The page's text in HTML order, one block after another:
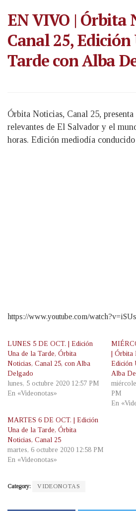
EN VIVO | Órbita
Canal 25,
Tarde con Alba
Órbita Noticias, Canal 25,
relevantes de El Salvador y el
horas. Edición mediodía
https://www.youtube.com/
LUNES 5 DE OCT. | Edición
Una de la Tarde, Órbita
Noticias, Canal 25, con Alba
Delgado
lunes, 5 octubre 2020 12:57 PM
En «Videonotas»
|
Edición
Alba
PM
En
MARTES 6 DE OCT. | Edición
Una de la Tarde, Órbita
Noticias, Canal 25
martes, 6 octubre 2020 12:58 PM
En «Videonotas»
Category: VIDEONOTAS